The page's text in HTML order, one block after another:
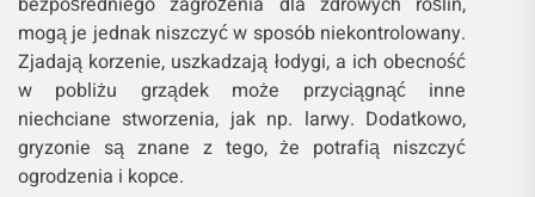
mogą je jednak niszczyć w sposób niekontrolowany.
Zjadają korzenie, uszkadzają łodygi, a ich obecność
w pobliżu grządek może przyciągnąć inne
niechciane stworzenia, jak np. larwy. Dodatkowo,
gryzonie są znane z tego, że potrafią niszczyć
ogrodzenia i kopce.